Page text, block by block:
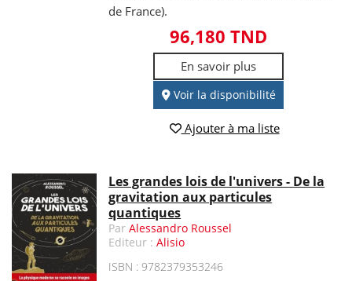
de France).
96,180 TND
En savoir plus
Voir la disponibilité
Ajouter à ma liste
Les grandes lois de l'univers - De la
gravitation aux particules
quantiques
ParAlessandro Roussel
Editeur :Alisio
ISBN : 9782379353246